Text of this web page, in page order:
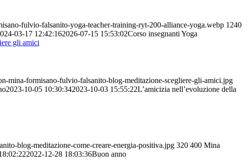
fulvio-falsanito-yoga-teacher-training-ryt-200-alliance-yoga.webp 1240
03-17 12:42:162026-07-15 15:53:02Corso insegnanti Yoga
mina-formisano-fulvio-falsanito-blog-meditazione-scegliere-gli-amici.jpg
2023-10-05 10:30:342023-10-03 15:55:22L’amicizia nell’evoluzione della
blog-meditazione-come-creare-energia-positiva.jpg 320 400 Mina
2022-12-28 18:03:36Buon anno